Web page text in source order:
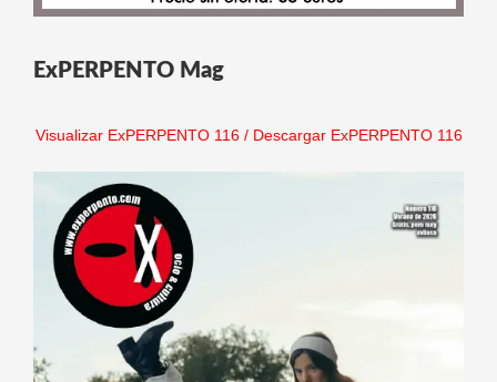
ExPERPENTO Mag
Visualizar ExPERPENTO 116/ Descargar ExPERPENTO 116